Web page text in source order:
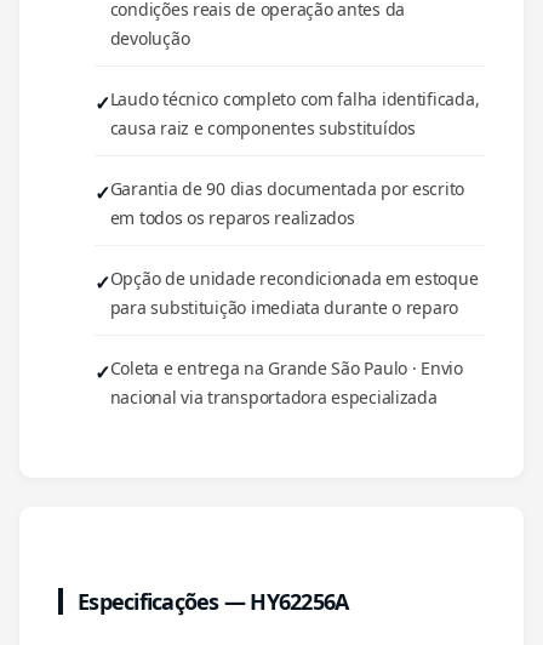
condições reais de operação antes da
devolução
Laudo técnico completo com falha identificada,
causa raiz e componentes substituídos
Garantia de 90 dias documentada por escrito
em todos os reparos realizados
Opção de unidade recondicionada em estoque
para substituição imediata durante o reparo
Coleta e entrega na Grande São Paulo · Envio
nacional via transportadora especializada
Especificações — HY62256A